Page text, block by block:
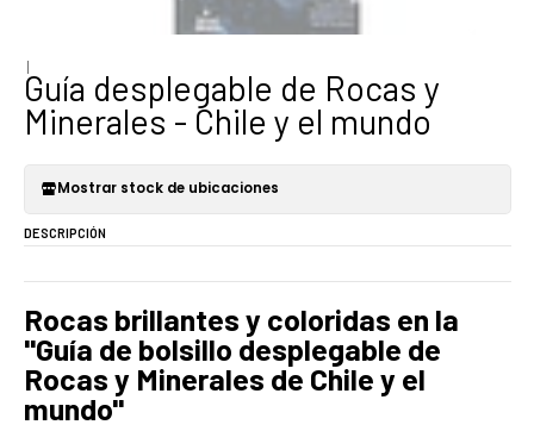
|
Guía desplegable de Rocas y
Minerales - Chile y el mundo
Mostrar stock de ubicaciones
DESCRIPCIÓN
Rocas brillantes y coloridas en la
"Guía de bolsillo desplegable de
Rocas y Minerales de Chile y el
mundo"